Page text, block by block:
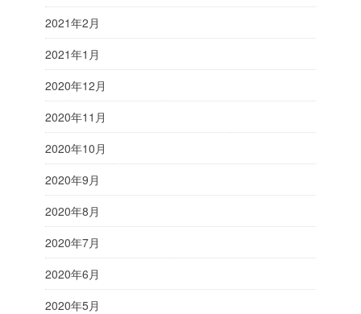
2021年2月
2021年1月
2020年12月
2020年11月
2020年10月
2020年9月
2020年8月
2020年7月
2020年6月
2020年5月